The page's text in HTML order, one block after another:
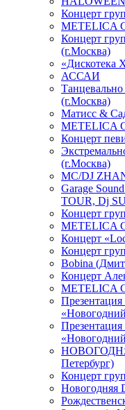
Концерт
METELICA
Концерт
(г.Москва)
«Дискотека
АССАИ
(г.Москва)
Матисс &
METELICA
Концерт
(г.Москва)
МС/DJ ZHAN
Garage
TOUR, Dj
Концерт
METELICA
Концерт
Концерт
Bobina
Концерт
METELICA
Петербург)
Концерт
Новогодняя